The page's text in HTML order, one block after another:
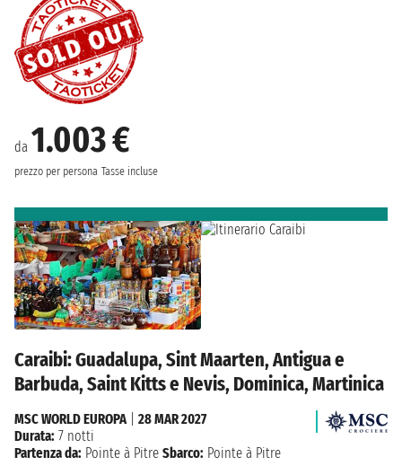
da 1.003 €
prezzo per persona Tasse incluse
Caraibi: Guadalupa, Sint Maarten, Antigua e
Barbuda, Saint Kitts e Nevis, Dominica, Martinica
MSC WORLD EUROPA| 28 MAR 2027
Durata: 7 notti
Partenza da: Pointe à Pitre Sbarco: Pointe à Pitre